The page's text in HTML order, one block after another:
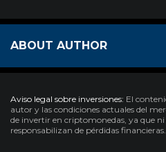
ABOUT AUTHOR
Aviso legal sobre inversiones: El
autor y las condiciones actuales del
de invertir en criptomonedas, ya que
responsabilizan de pérdidas financieras.